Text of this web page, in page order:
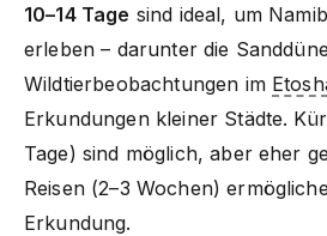
10–14 Tage sind ideal, um
erleben – darunter die
Wildtierbeobachtungen im
Erkundungen kleiner Städte.
Tage) sind möglich, aber eher
Reisen (2–3 Wochen)
Erkundung.